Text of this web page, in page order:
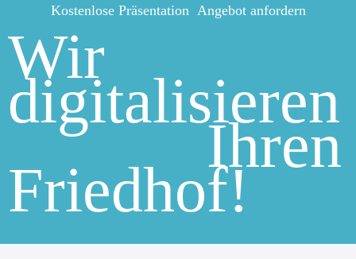
Kostenlose Präsentation Angebot anfordern
Wir
digitalisieren
Ihren
Friedhof!